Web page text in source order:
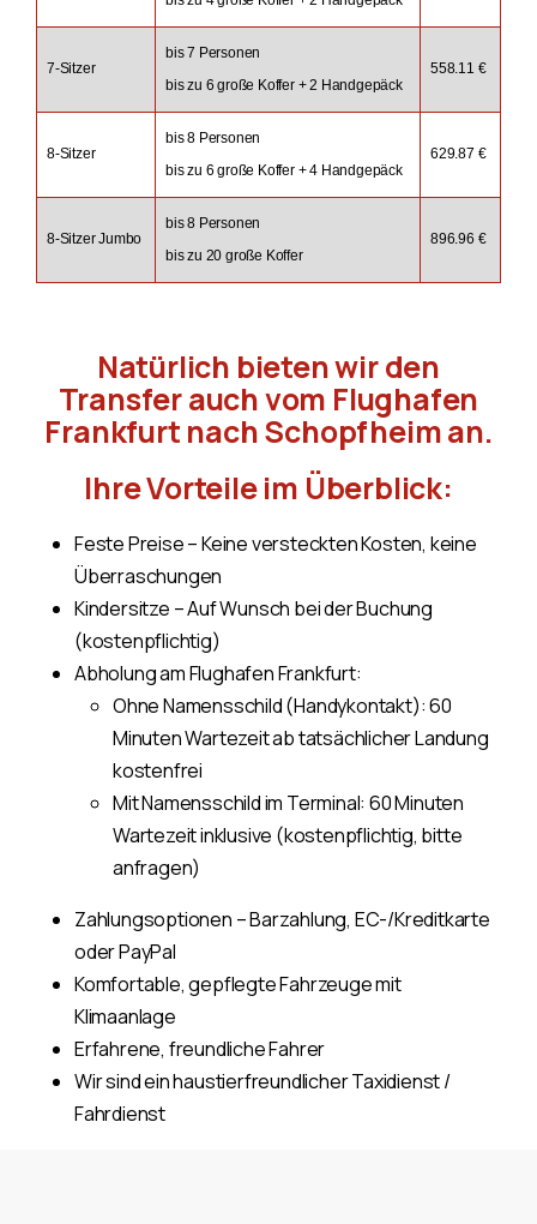
7-Sitzer
bis 7 Personen
bis zu 6 große Koffer + 2 Handgepäck
558.11 €
8-Sitzer
bis 8 Personen
bis zu 6 große Koffer + 4 Handgepäck
629.87 €
8-Sitzer Jumbo
bis 8 Personen
bis zu 20 große Koffer
896.96 €
Natürlich bieten wir den
Transfer auch vom Flughafen
Frankfurt nach Schopfheim an.
Ihre Vorteile im Überblick:
Feste Preise – Keine versteckten Kosten, keine
Überraschungen
Kindersitze – Auf Wunsch bei der Buchung
(kostenpflichtig)
Abholung am Flughafen Frankfurt:
Ohne Namensschild (Handykontakt): 60
Minuten Wartezeit ab tatsächlicher Landung
kostenfrei
Mit Namensschild im Terminal: 60 Minuten
Wartezeit inklusive (kostenpflichtig, bitte
anfragen)
Zahlungsoptionen – Barzahlung, EC-/Kreditkarte
oder PayPal
Komfortable, gepflegte Fahrzeuge mit
Klimaanlage
Erfahrene, freundliche Fahrer
Wir sind ein haustierfreundlicher Taxidienst /
Fahrdienst